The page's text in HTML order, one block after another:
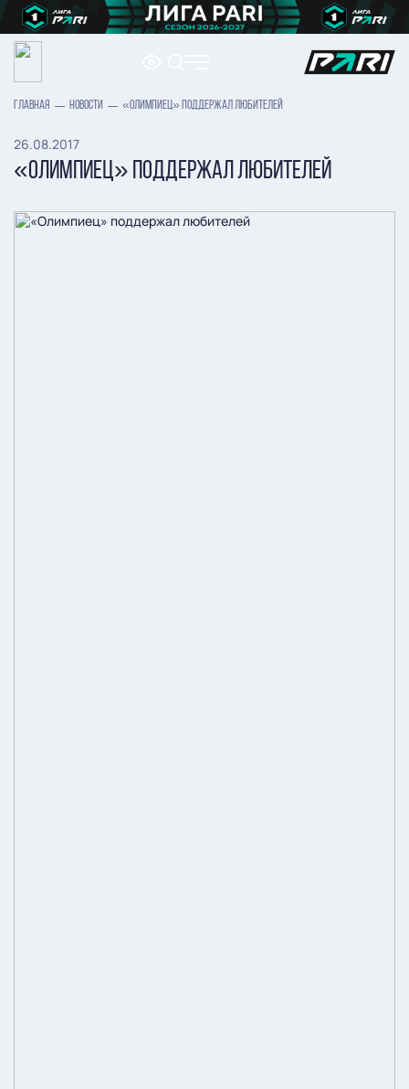
ГЛАВНАЯ НОВОСТИ «ОЛИМПИЕЦ» ПОДДЕРЖАЛ ЛЮБИТЕЛЕЙ
26.08.2017
«ОЛИМПИЕЦ» ПОДДЕРЖАЛ ЛЮБИТЕЛЕЙ